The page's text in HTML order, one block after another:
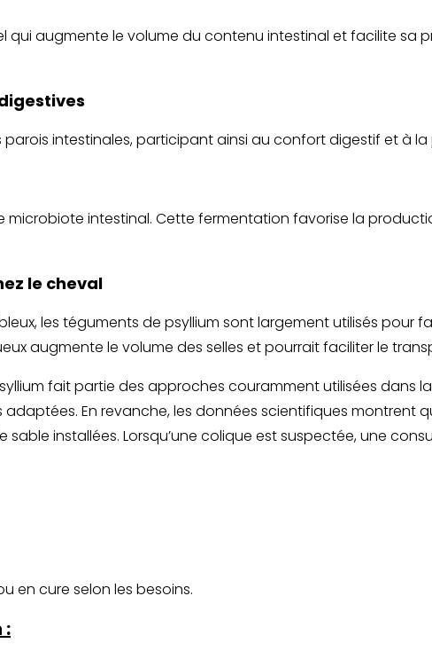
qui augmente le volume du contenu intestinal et facilite sa
parois intestinales, participant ainsi au confort digestif et à
microbiote intestinal. Cette fermentation favorise la
le cheval
les téguments de psyllium sont largement utilisés pour
augmente le volume des selles et pourrait faciliter le
fait partie des approches couramment utilisées
En revanche, les données scientifiques montrent
sable installées. Lorsqu’une colique est suspectée, une
en cure selon les besoins.
: